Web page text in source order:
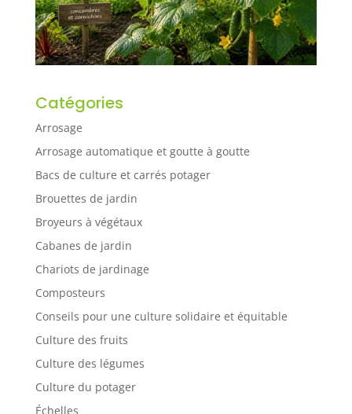
Catégories
Arrosage
Arrosage automatique et goutte à goutte
Bacs de culture et carrés potager
Brouettes de jardin
Broyeurs à végétaux
Cabanes de jardin
Chariots de jardinage
Composteurs
Conseils pour une culture solidaire et équitable
Culture des fruits
Culture des légumes
Culture du potager
Échelles